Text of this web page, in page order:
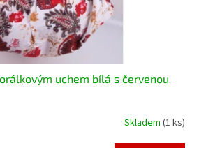
uchem bílá s červenou
Skladem (1 ks)